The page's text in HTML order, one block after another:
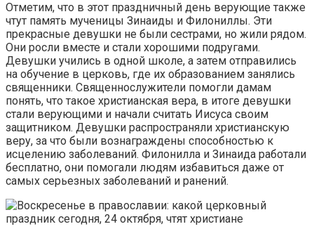
Отметим, что в этот праздничный день верующие также
чтут память мученицы Зинаиды и Филониллы. Эти
прекрасные девушки не были сестрами, но жили рядом.
Они росли вместе и стали хорошими подругами.
Девушки учились в одной школе, а затем отправились
на обучение в церковь, где их образованием занялись
священники. Священнослужители помогли дамам
понять, что такое христианская вера, в итоге девушки
стали верующими и начали считать Иисуса своим
защитником. Девушки распространяли христианскую
веру, за что были вознаграждены способностью к
исцелению заболеваний. Филонилла и Зинаида работали
бесплатно, они помогали людям избавиться даже от
самых серьезных заболеваний и ранений.